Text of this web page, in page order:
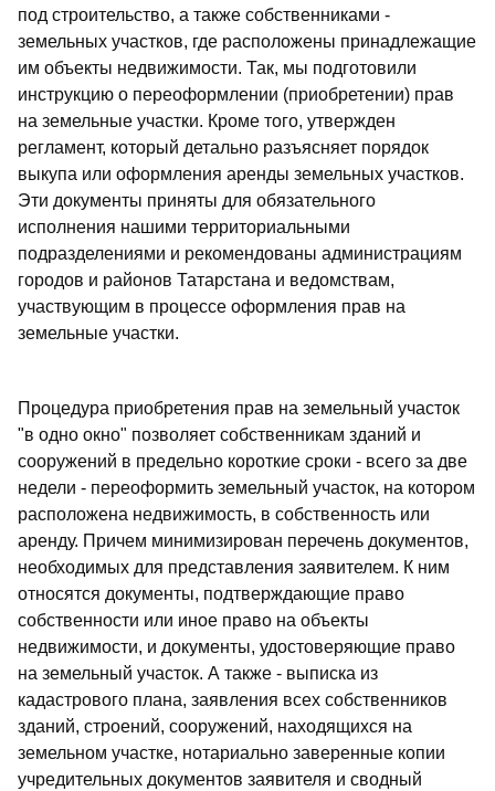
под строительство, а также собственниками -
земельных участков, где расположены принадлежащие
им объекты недвижимости. Так, мы подготовили
инструкцию о переоформлении (приобретении) прав
на земельные участки. Кроме того, утвержден
регламент, который детально разъясняет порядок
выкупа или оформления аренды земельных участков.
Эти документы приняты для обязательного
исполнения нашими территориальными
подразделениями и рекомендованы администрациям
городов и районов Татарстана и ведомствам,
участвующим в процессе оформления прав на
земельные участки.
Процедура приобретения прав на земельный участок
"в одно окно" позволяет собственникам зданий и
сооружений в предельно короткие сроки - всего за две
недели - переоформить земельный участок, на котором
расположена недвижимость, в собственность или
аренду. Причем минимизирован перечень документов,
необходимых для представления заявителем. К ним
относятся документы, подтверждающие право
собственности или иное право на объекты
недвижимости, и документы, удостоверяющие право
на земельный участок. А также - выписка из
кадастрового плана, заявления всех собственников
зданий, строений, сооружений, находящихся на
земельном участке, нотариально заверенные копии
учредительных документов заявителя и сводный